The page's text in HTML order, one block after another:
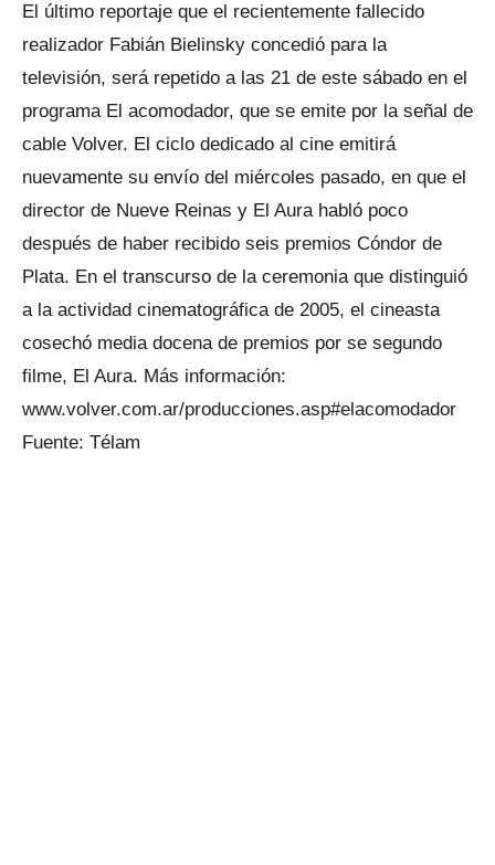
El último reportaje que el recientemente fallecido
realizador Fabián Bielinsky concedió para la
televisión, será repetido a las 21 de este sábado en el
programa El acomodador, que se emite por la señal de
cable Volver. El ciclo dedicado al cine emitirá
nuevamente su envío del miércoles pasado, en que el
director de Nueve Reinas y El Aura habló poco
después de haber recibido seis premios Cóndor de
Plata. En el transcurso de la ceremonia que distinguió
a la actividad cinematográfica de 2005, el cineasta
cosechó media docena de premios por se segundo
filme, El Aura. Más información:
www.volver.com.ar/producciones.asp#elacomodador
Fuente: Télam